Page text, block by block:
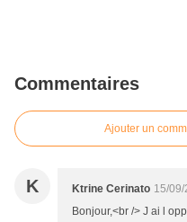
Commentaires
Ajouter un
K Ktrine Cerinato 15/
Bonjour,<br /> J ai l